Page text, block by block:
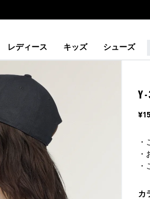
レディース キッズ シューズ
価
カ